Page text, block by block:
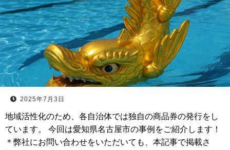
2025年7月3日
地域活性化のため、各自治体では独自の商品券の発行をし
ています。 今回は愛知県名古屋市の事例をご紹介します！
＊弊社にお問い合わせをいただいても、本記事で掲載さ